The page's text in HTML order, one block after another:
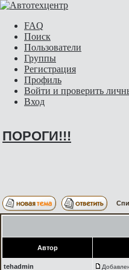
FAQ
Поиск
Пользователи
Группы
Регистрация
Профиль
Войти и проверить
Вход
ПОРОГИ!!!
Автор
tehadmin